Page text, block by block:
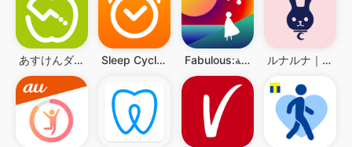
あすけんダイエットアプリ カロリー計算や食事記録でダイエット Sleep Cycle: Sleep Tracker Fabulous:متتبع العادات اليومية ルナルナ｜生理日・体調・妊活・基礎体温・ピル服薬管理も！